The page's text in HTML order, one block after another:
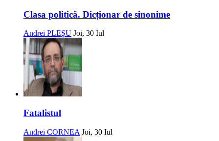
Clasa politică. Dicționar de sinonime
Andrei PLEȘU Joi, 30 Iul
Fatalistul
Andrei CORNEA Joi, 30 Iul